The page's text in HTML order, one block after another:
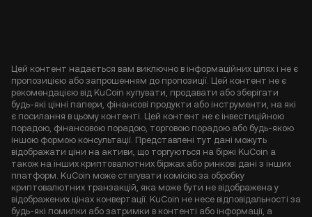
Цей контент надається вам виключно в інформаційних цілях і не є
пропозицією або запрошенням до пропозиції. Цей контент не є
рекомендацією від KuCoin купувати, продавати або зберігати
будь-які цінні папери, фінансові продукти або інструменти, на які
є посилання в цьому контенті. Цей контент не є інвестиційною
порадою, фінансовою порадою, торговою порадою або будь-якою
іншою формою консультації. Представлені тут дані можуть
відображати ціни на активи, що торгуються на біржі KuCoin а
також на інших криптовалютних біржах або ринкові дані з інших
платформ. KuCoin може стягувати комісію за обробку
криптовалютних транзакцій, яка може бути не відображена у
відображених цінах конвертації. KuCoin не несе відповідальності за
будь-які помилки або затримки в контенті або інформації, а